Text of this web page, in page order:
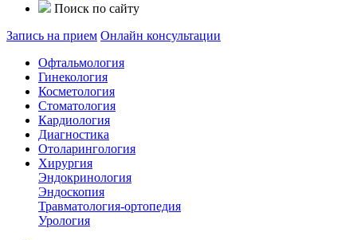
Поиск по сайту
Запись на прием Онлайн консультации
Офтальмология
Гинекология
Косметология
Стоматология
Кардиология
Диагностика
Отоларингология
Хирургия
Эндокринология
Эндоскопия
Травматология-ортопедия
Урология